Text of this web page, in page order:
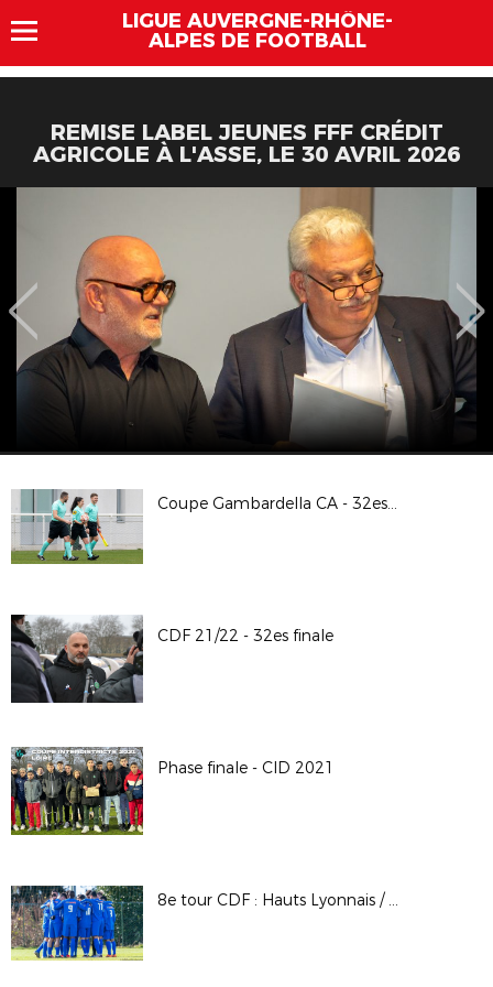
LIGUE AUVERGNE-RHÔNE-
ALPES DE FOOTBALL
REMISE LABEL JEUNES FFF CRÉDIT
AGRICOLE À L'ASSE, LE 30 AVRIL 2026
Coupe Gambardella CA - 32es finale / A.S. Saint-Priest - Lyon - La Duchère
CDF 21/22 - 32es finale
Phase finale - CID 2021
8e tour CDF : Hauts Lyonnais / F.C. Bourgoin Jallieu © 𝘗𝘩𝘰𝘵𝘰𝘴 LAuRAFoot - 𝘈𝘭𝘢𝘪𝘯 𝘊𝘏𝘌𝘕𝘌𝘝𝘐𝘌𝘙𝘌